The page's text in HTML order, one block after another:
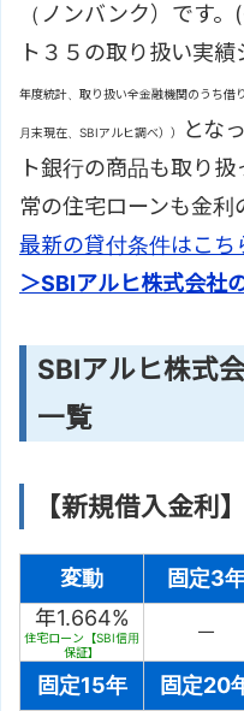
（ノンバンク）です
ト３５の取り扱い実
年度統計、取り扱い全金融機関のうち借
月末現在、SBIアルヒ調べ））
とな
ト銀行の商品も取り
常の住宅ローンも金利
最新の貸付条件はこち
＞SBIアルヒ株式会社
SBIアルヒ株式
一覧
【新規借入金利】
変動 固定3
年1.664%
住宅ローン【SBI信用
保証】
－
固定15年 固定20